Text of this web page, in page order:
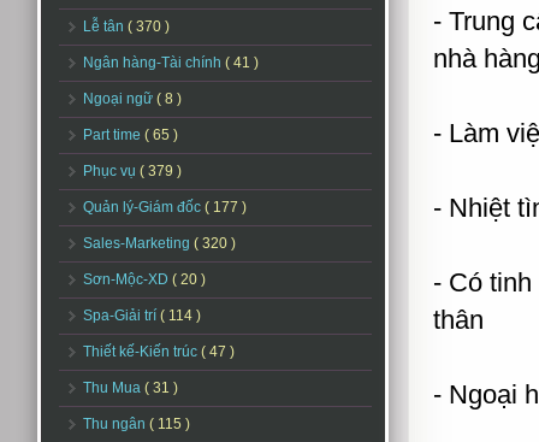
Lễ tân ( 370 )
Ngân hàng-Tài chính ( 41 )
Ngoại ngữ ( 8 )
Part time ( 65 )
Phục vụ ( 379 )
Quản lý-Giám đốc ( 177 )
Sales-Marketing ( 320 )
Sơn-Mộc-XD ( 20 )
Spa-Giải trí ( 114 )
Thiết kế-Kiến trúc ( 47 )
Thu Mua ( 31 )
Thu ngân ( 115 )
- Trung
nhà
- Làm
- Nhiệt
- Có
thân
- Ngoại